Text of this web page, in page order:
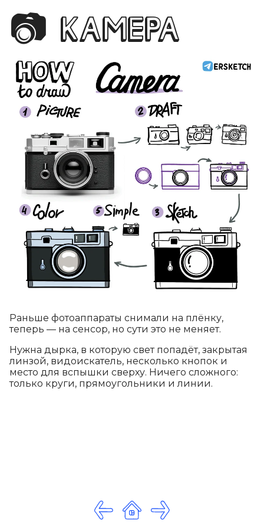
📷 КАМЕРА
Раньше фотоаппараты снимали на плёнку,
теперь — на сенсор, но сути это не меняет.
Нужна дырка, в которую свет попадёт, закрытая
линзой, видоискатель, несколько кнопок и
место для вспышки сверху. Ничего сложного:
только круги, прямоугольники и линии.